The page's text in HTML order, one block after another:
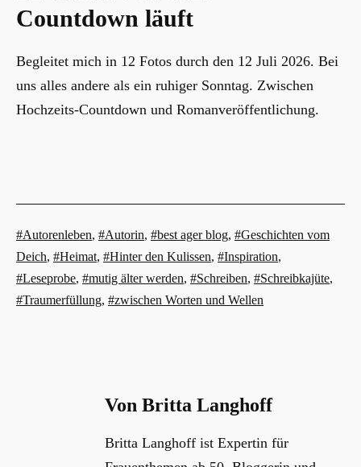
Countdown läuft
Begleitet mich in 12 Fotos durch den 12 Juli 2026. Bei
uns alles andere als ein ruhiger Sonntag. Zwischen
Hochzeits-Countdown und Romanveröffentlichung.
Verschlagwortet
mit
Autorenleben, Autorin, best ager blog,
Geschichten vom
Deich, Heimat, Hinter den Kulissen, Inspiration,
Leseprobe, mutig älter werden, Schreiben, Schreibkajüte,
Traumerfüllung, zwischen Worten und Wellen
Von Britta Langhoff
Britta Langhoff ist Expertin für